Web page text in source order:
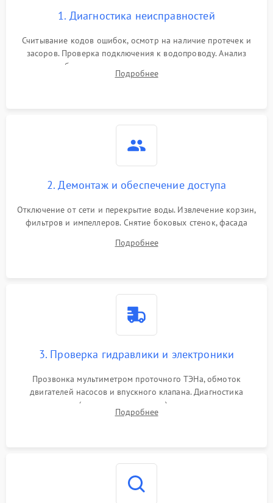
Проблемы с1. Диагностика неисправностей
Считывание кодов ошибок, осмотр на наличие протечек и
засоров. Проверка подключения к водопроводу. Анализ
жалоб на отсутствие слива, нагрева, вращения
разбрызгивателей или срабатывание системы защиты
Подробнее
2. Демонтаж и обеспечение доступа
Отключение от сети и перекрытие воды. Извлечение корзин,
фильтров и импеллеров. Снятие боковых стенок, фасада
циркуляционному насосу, ТЭНу и сливной помпе.
Подробнее
3. Проверка гидравлики и электроники
Прозвонка мультиметром проточного ТЭНа, обмоток
двигателей насосов и впускного клапана. Диагностика
прессостата (датчика уровня воды), датчика мутности,
концевика дверцы и электронного модуля управления.
Подробнее